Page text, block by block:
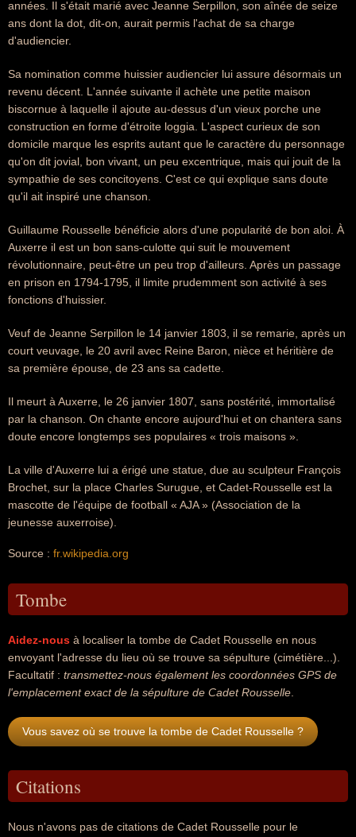
années. Il s'était marié avec Jeanne Serpillon, son aînée de seize
ans dont la dot, dit-on, aurait permis l'achat de sa charge
d'audiencier.
Sa nomination comme huissier audiencier lui assure désormais un
revenu décent. L'année suivante il achète une petite maison
biscornue à laquelle il ajoute au-dessus d'un vieux porche une
construction en forme d'étroite loggia. L'aspect curieux de son
domicile marque les esprits autant que le caractère du personnage
qu'on dit jovial, bon vivant, un peu excentrique, mais qui jouit de la
sympathie de ses concitoyens. C'est ce qui explique sans doute
qu'il ait inspiré une chanson.
Guillaume Rousselle bénéficie alors d'une popularité de bon aloi. À
Auxerre il est un bon sans-culotte qui suit le mouvement
révolutionnaire, peut-être un peu trop d'ailleurs. Après un passage
en prison en 1794-1795, il limite prudemment son activité à ses
fonctions d'huissier.
Veuf de Jeanne Serpillon le 14 janvier 1803, il se remarie, après un
court veuvage, le 20 avril avec Reine Baron, nièce et héritière de
sa première épouse, de 23 ans sa cadette.
Il meurt à Auxerre, le 26 janvier 1807, sans postérité, immortalisé
par la chanson. On chante encore aujourd'hui et on chantera sans
doute encore longtemps ses populaires « trois maisons ».
La ville d'Auxerre lui a érigé une statue, due au sculpteur François
Brochet, sur la place Charles Surugue, et Cadet-Rousselle est la
mascotte de l'équipe de football « AJA » (Association de la
jeunesse auxerroise).
Source : fr.wikipedia.org
Tombe
Aidez-nous à localiser la tombe de Cadet Rousselle en nous
envoyant l'adresse du lieu où se trouve sa sépulture (cimétière...).
Facultatif : transmettez-nous également les coordonnées GPS de
l'emplacement exact de la sépulture de Cadet Rousselle
Vous savez où se trouve la tombe de Cadet Rousselle ?
Citations
Nous n'avons pas de citations de Cadet Rousselle pour le